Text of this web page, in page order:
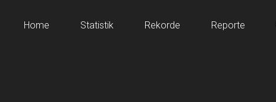
Home Statistik Rekorde Reporte